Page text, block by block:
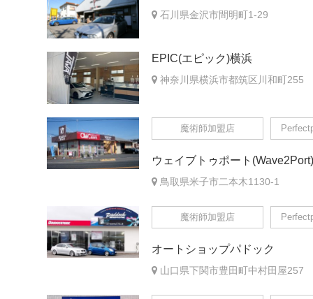
石川県金沢市間明町1-29
EPIC(エピック)横浜
神奈川県横浜市都筑区川和町255
魔術師加盟店
ウェイブトゥポート(Wave2Port)
鳥取県米子市二本木1130-1
魔術師加盟店
オートショップパドック
山口県下関市豊田町中村田屋257